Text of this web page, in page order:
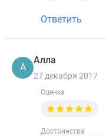
Ответить
А
Алла
27 декабря 2017
Оценка
Достоинства